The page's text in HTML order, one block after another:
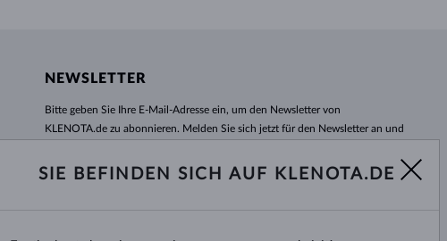
NEWSLETTER
Bitte geben Sie Ihre E-Mail-Adresse ein, um den Newsletter von
KLENOTA.de zu abonnieren. Melden Sie sich jetzt für den Newsletter an und
kein Sonderangebot mehr!
SIE BEFINDEN SICH AUF KLENOTA.DE